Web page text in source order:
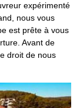
expérimenté
nous vous
est prête à vous
Avant de
droit de nous